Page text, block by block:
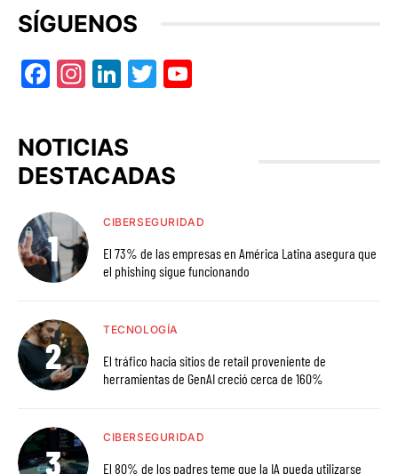
SÍGUENOS
Facebook
Instagram
LinkedIn
Twitter
NOTICIAS
DESTACADAS
CIBERSEGURIDAD
El 73% de las empresas en América Latina asegura que
el phishing sigue funcionando
TECNOLOGÍA
El tráfico hacia sitios de retail proveniente de
herramientas de GenAI creció cerca de 160%
CIBERSEGURIDAD
El 80% de los padres teme que la IA pueda utilizarse